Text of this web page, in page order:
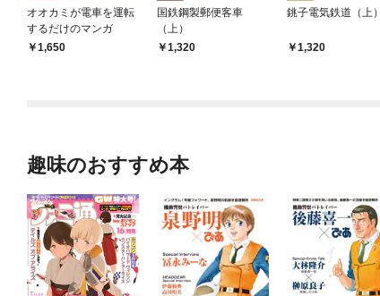
オオカミが電車を運転
するだけのマンガ
1,650
国鉄鋼製郵便客車
（上）
1,320
銚子電気鉄道（上）
1,320
趣味のおすすめ本